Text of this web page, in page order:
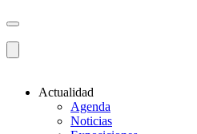
Actualidad
Agenda
Noticias